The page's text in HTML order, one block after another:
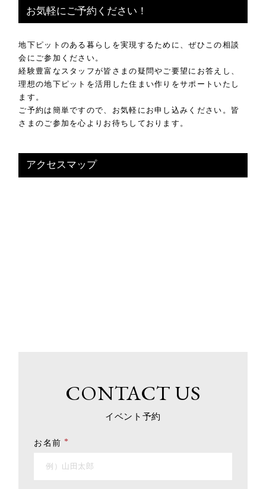
お気軽にご予約ください！
地下ピットのある暮らしを実現するために、ぜひこの相談
会にご参加ください。
経験豊富なスタッフが皆さまの疑問やご要望にお答えし、
理想の地下ピットを活用した住まい作りをサポートいたし
ます。
ご予約は簡単ですので、お気軽にお申し込みください。皆
さまのご参加を心よりお待ちしております。
アクセスマップ
CONTACT US
イベント予約
お名前 *